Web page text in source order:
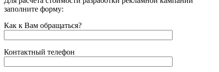
заполните форму:
Как к Вам обращаться?
Контактный телефон